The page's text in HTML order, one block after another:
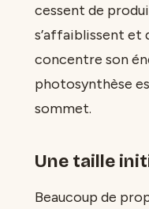
cessent de
s’affaiblissent et
concentre son
photosynthèse
sommet.
Une taille
Beaucoup de